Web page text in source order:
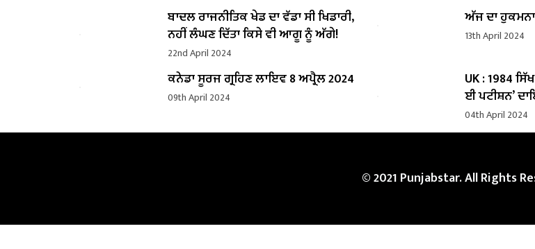
ਬਾਦਲ ਰਾਜਨੀਤਿਕ ਖੇਡ ਦਾ ਵੱਡਾ ਸੀ ਖਿਡਾਰੀ,
ਨਹੀਂ ਲੰਘਣ ਦਿੱਤਾ ਕਿਸੇ ਵੀ ਆਗੂ ਨੂੰ ਅੱਗੇ!
22nd April 2024
ਅੱਜ ਦਾ
13th April 2024
ਕਨੇਡਾ ਸੂਰਜ ਗ੍ਰਹਿਣ ਲਾਇਵ 8 ਅਪ੍ਰੈਲ 2024
09th April 2024
UK : 1984
ਈ ਪਟੀਸ਼ਨ’
04th April 2024
© 2021 Punjabstar. All Rights